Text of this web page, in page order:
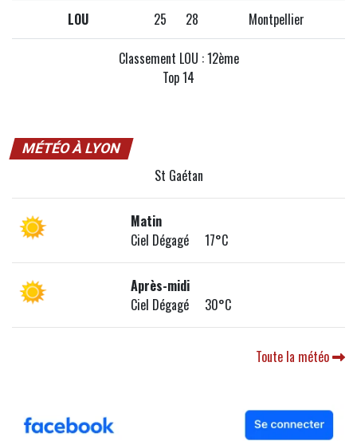
LOU 25 28 Montpellier
Classement LOU : 12ème
Top 14
MÉTÉO À LYON
St Gaétan
Matin
Ciel Dégagé 17°C
Après-midi
Ciel Dégagé 30°C
Toute la météo